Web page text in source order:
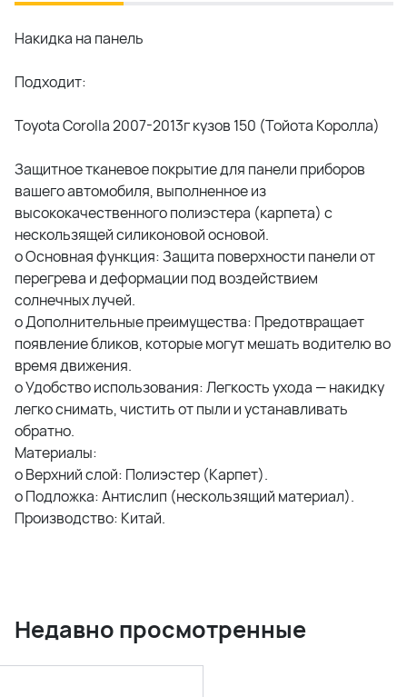
Накидка на панель
Подходит:
Toyota Corolla 2007-2013г кузов 150 (Тойота Королла)
Защитное тканевое покрытие для панели приборов
вашего автомобиля, выполненное из
высококачественного полиэстера (карпета) с
нескользящей силиконовой основой.
o Основная функция: Защита поверхности панели от
перегрева и деформации под воздействием
солнечных лучей.
o Дополнительные преимущества: Предотвращает
появление бликов, которые могут мешать водителю во
время движения.
o Удобство использования: Легкость ухода — накидку
легко снимать, чистить от пыли и устанавливать
обратно.
Материалы:
o Верхний слой: Полиэстер (Карпет).
o Подложка: Антислип (нескользящий материал).
Производство: Китай.
Недавно просмотренные